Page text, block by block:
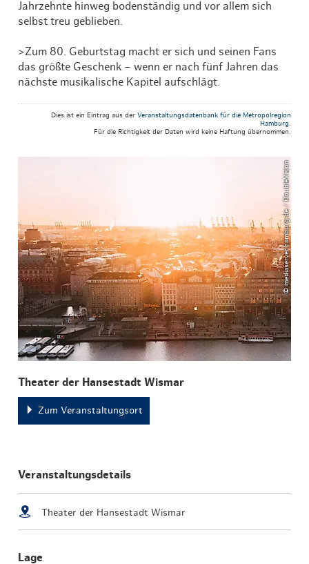
Jahrzehnte hinweg bodenständig und vor allem sich
selbst treu geblieben.
>Zum 80. Geburtstag macht er sich und seinen Fans
das größte Geschenk – wenn er nach fünf Jahren das
nächste musikalische Kapitel aufschlägt.
Dies ist ein Eintrag aus der Veranstaltungsdatenbank für die Metropolregion
Hamburg.
Für die Richtigkeit der Daten wird keine Haftung übernommen.
© mediaserver.hamburg.de / DoubleVision
Theater der Hansestadt Wismar
Zum Veranstaltungsort
Veranstaltungsdetails
Theater der Hansestadt Wismar
Lage